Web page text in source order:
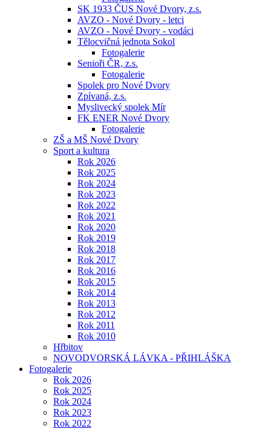
SK 1933 ČUS Nové Dvory, z.s.
AVZO - Nové Dvory - letci
AVZO - Nové Dvory - vodáci
Tělocvičná jednota Sokol
Fotogalerie
Senioři ČR, z.s.
Fotogalerie
Spolek pro Nové Dvory
Zpívaná, z.s.
Myslivecký spolek Mír
FK ENER Nové Dvory
Fotogalerie
ZŠ a MŠ Nové Dvory
Sport a kultura
Rok 2026
Rok 2025
Rok 2024
Rok 2023
Rok 2022
Rok 2021
Rok 2020
Rok 2019
Rok 2018
Rok 2017
Rok 2016
Rok 2015
Rok 2014
Rok 2013
Rok 2012
Rok 2011
Rok 2010
Hřbitov
NOVODVORSKÁ LÁVKA - PŘIHLÁŠKA
Fotogalerie
Rok 2026
Rok 2025
Rok 2024
Rok 2023
Rok 2022